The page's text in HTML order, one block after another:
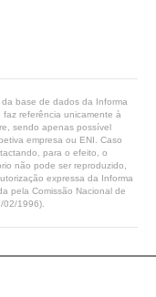
base de dados da Informa
referência unicamente à
sendo apenas possível
empresa ou ENI. Caso
para o efeito, o
não pode ser reproduzido,
expressa da Informa
pela Comissão Nacional de
02/1996).